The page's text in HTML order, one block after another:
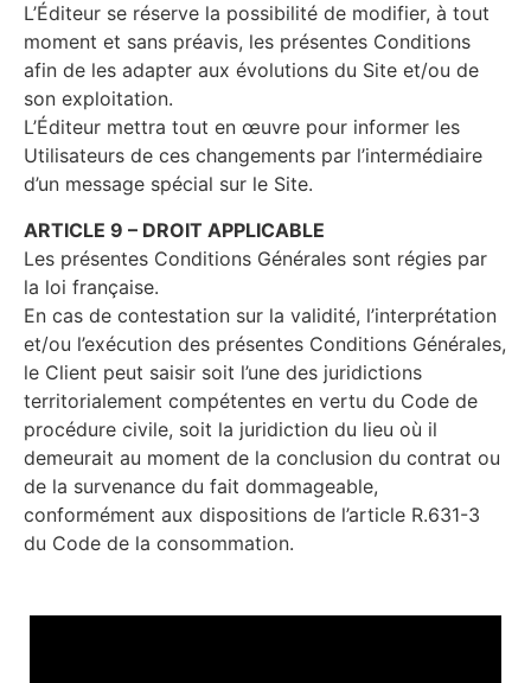
L’Éditeur se réserve la possibilité de modifier, à tout
moment et sans préavis, les présentes Conditions
afin de les adapter aux évolutions du Site et/ou de
son exploitation.
L’Éditeur mettra tout en œuvre pour informer les
Utilisateurs de ces changements par l’intermédiaire
d’un message spécial sur le Site.
ARTICLE 9 – DROIT APPLICABLE
Les présentes Conditions Générales sont régies par
la loi française.
En cas de contestation sur la validité, l’interprétation
et/ou l’exécution des présentes Conditions Générales,
le Client peut saisir soit l’une des juridictions
territorialement compétentes en vertu du Code de
procédure civile, soit la juridiction du lieu où il
demeurait au moment de la conclusion du contrat ou
de la survenance du fait dommageable,
conformément aux dispositions de l’article R.631-3
du Code de la consommation.